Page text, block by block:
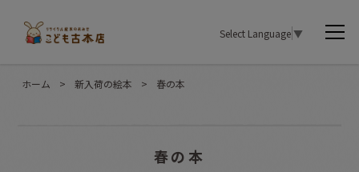
Select Language▼
ホーム > 新入荷の絵本 > 春の本
春の本